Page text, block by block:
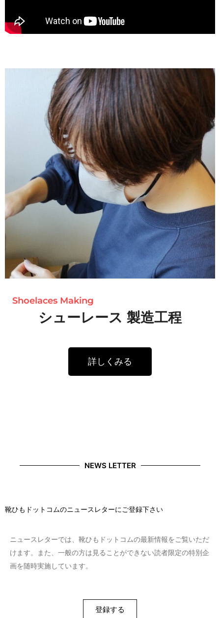
Shoelaces Making
シューレース 製造工程
詳しくみる
NEWS LETTER
靴ひもドットコムのニュースレターにご登録下さい
ニュースレターでは、靴ひもドットコムの最新情報をご覧いただ
けます。また、一般の方は見ることができない読者限定の特別企
画を随時実施しています。
登録する